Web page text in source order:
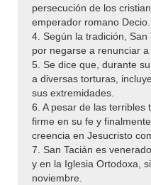
persecución de los
emperador romano Decio.
4. Según la tradición,
por negarse a renunciar a
5. Se dice que, durante
a diversas torturas,
sus extremidades.
6. A pesar de las terribles
firme en su fe y
creencia en Jesucristo
7. San Tacián es
y en la Iglesia Ortodoxa,
noviembre.